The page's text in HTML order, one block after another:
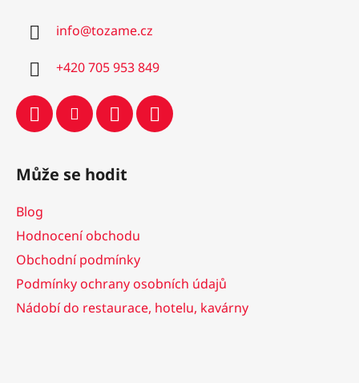
info@tozame.cz
+420 705 953 849
Může se hodit
Blog
Hodnocení obchodu
Obchodní podmínky
Podmínky ochrany osobních údajů
Nádobí do restaurace, hotelu, kavárny